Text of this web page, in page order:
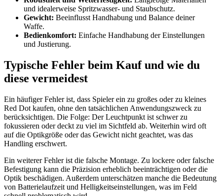
und idealerweise Spritzwasser- und Staubschutz.
Gewicht: Beeinflusst Handhabung und Balance deiner
Waffe.
Bedienkomfort: Einfache Handhabung der Einstellungen
und Justierung.
Typische Fehler beim Kauf und wie du
diese vermeidest
Ein häufiger Fehler ist, dass Spieler ein zu großes oder zu kleines
Red Dot kaufen, ohne den tatsächlichen Anwendungszweck zu
berücksichtigen. Die Folge: Der Leuchtpunkt ist schwer zu
fokussieren oder deckt zu viel im Sichtfeld ab. Weiterhin wird oft
auf die Optikgröße oder das Gewicht nicht geachtet, was das
Handling erschwert.
Ein weiterer Fehler ist die falsche Montage. Zu lockere oder falsche
Befestigung kann die Präzision erheblich beeinträchtigen oder die
Optik beschädigen. Außerdem unterschätzen manche die Bedeutung
von Batterielaufzeit und Helligkeitseinstellungen, was im Feld